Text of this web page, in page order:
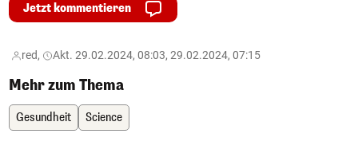
Jetzt kommentieren
red, Akt. 29.02.2024, 08:03, 29.02.2024, 07:15
Mehr zum Thema
Gesundheit Science